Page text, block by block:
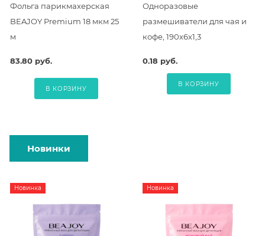
Фольга парикмахерская
BEAJOY Premium 18 мкм 25
м
83.80 руб.
В КОРЗИНУ
Одноразовые
размешиватели для чая и
кофе, 190х6х1,3
0.18 руб.
В КОРЗИНУ
Новинки
Новинка Новинка